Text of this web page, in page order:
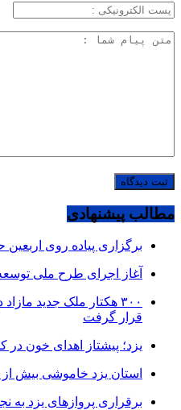
مطالب پیشنهادی
برگزاری پیاده روی اربعین حسینی در ۵۰
آغاز اجرای طرح ملی
۳۰۰ هکتار ملک جدید
قرار گرفت
یزد؛ پیشتاز اهدای خون در
استان یزد خاموشی بیش
برقراری پرواز‌های یزد به